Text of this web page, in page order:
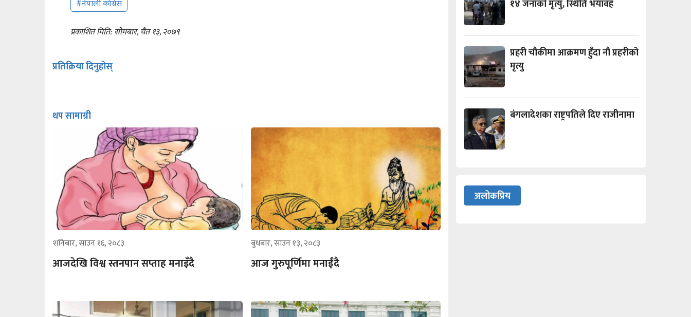
#नेपाली काँग्रेस
प्रकाशित मिति: सोमबार, चैत १३, २०७९
प्रतिक्रिया दिनुहोस्
थप सामाग्री
शनिबार, साउन १६, २०८३
आजदेखि विश्व स्तनपान सप्ताह मनाइँदै
बुधबार, साउन १३, २०८३
आज गुरुपूर्णिमा मनाईँदै
१४ जनाको मृत्यु, स्थिति भयावह
प्रहरी चौकीमा आक्रमण हुँदा नौ प्रहरीको
मृत्यु
बंगलादेशका राष्ट्रपतिले दिए राजीनामा
अलोकप्रिय